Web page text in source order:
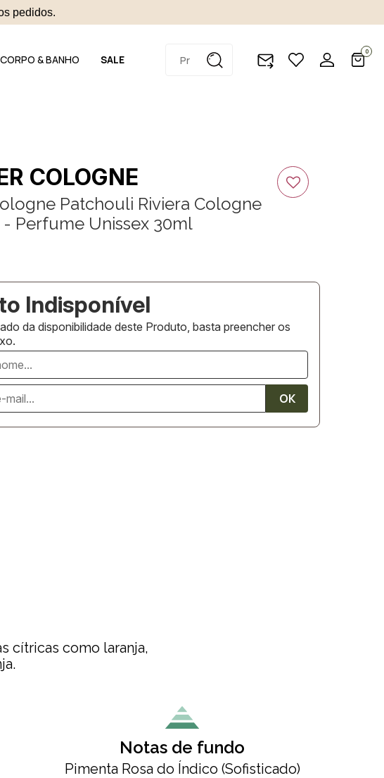
pedidos.
CORPO & BANHO SALE
0
COLOGNE
Patchouli Riviera Cologne
Perfume Unissex 30ml
da disponibilidade deste Produto, basta preencher os
cítricas como laranja,
Notas de fundo
Pimenta Rosa do Índico (Sofisticado)